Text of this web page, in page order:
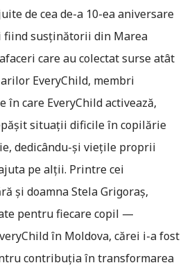
de cea de-a 10-ea aniversare
fiind susţinătorii din Marea
care au colectat surse atât
EveryChild, membri
care EveryChild activează,
situaţii dificile în copilărie
dedicându-şi vieţile proprii
pe alţii. Printre cei
şi doamna Stela Grigoraş,
pentru fiecare copil —
în Moldova, cărei i-a fost
contribuţia în transformarea